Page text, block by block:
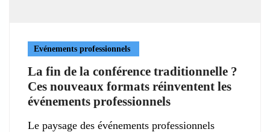
Evénements professionnels
La fin de la conférence traditionnelle ?
Ces nouveaux formats réinventent les
événements professionnels
Le paysage des événements professionnels